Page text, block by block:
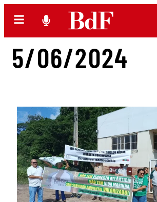
5/06/2024